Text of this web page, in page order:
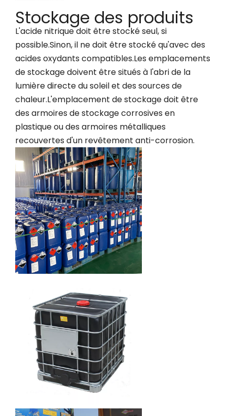
Stockage des produits
L'acide nitrique doit être stocké seul, si
possible.Sinon, il ne doit être stocké qu'avec des
acides oxydants compatibles.Les emplacements
de stockage doivent être situés à l'abri de la
lumière directe du soleil et des sources de
chaleur.L'emplacement de stockage doit être
des armoires de stockage corrosives en
plastique ou des armoires métalliques
recouvertes d'un revêtement anti-corrosion.